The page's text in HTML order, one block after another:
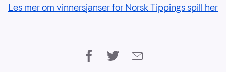
Les mer om vinnersjanser for Norsk Tippings spill her